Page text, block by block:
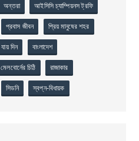
অন্তরা আইসিসি চ্যাম্পিয়নস ট্রফি
প্রবাস জীবন প্রিয় মানুষের শহর
দিন বাংলাদেশ
মেলবোর্নের চিঠি রাজাকার
সিডনি স্বপ্ন-বিধায়ক